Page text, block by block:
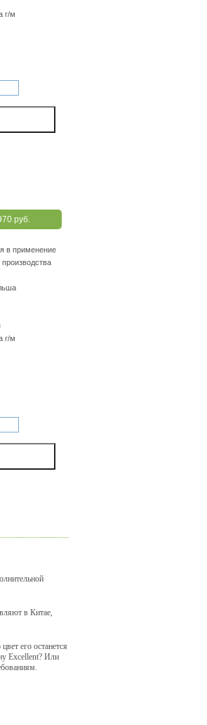
г/м
руб.
в применение
г/м
в Китае,
его останется
Excellent? Или